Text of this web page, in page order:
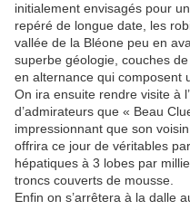
initialement envisagés pour
repéré de longue date, les
vallée de la Bléone peu en
superbe géologie, couches
en alternance qui composent
On ira ensuite rendre visite à
d’admirateurs que « Beau
impressionnant que son
offrira ce jour de véritables
hépatiques à 3 lobes par
troncs couverts de mousse.
Enfin on s’arrêtera à la dalle